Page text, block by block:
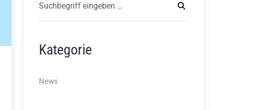
Kategorie
News